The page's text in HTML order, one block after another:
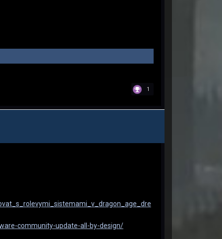
1
community-update-all-by-design/